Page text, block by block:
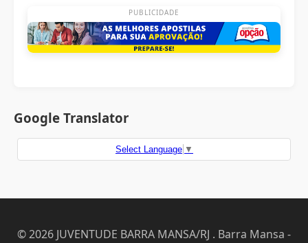
PUBLICIDADE
Google Translator
Select Language ▼
© 2026 JUVENTUDE BARRA MANSA/RJ . Barra Mansa -